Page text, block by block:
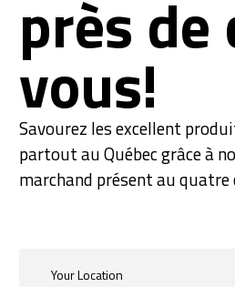
près de
vous!
Savourez les excellent
partout au Québec grâce à
marchand présent au quatre
Your Location